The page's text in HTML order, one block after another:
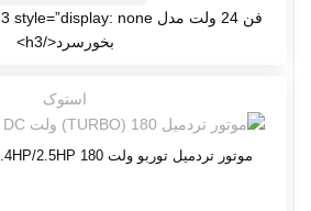
بخورسرد</h3>
استوک
موتور تردمیل توربو ولت TURBO) 1.4HP/2.5HP 180) مدل (A)